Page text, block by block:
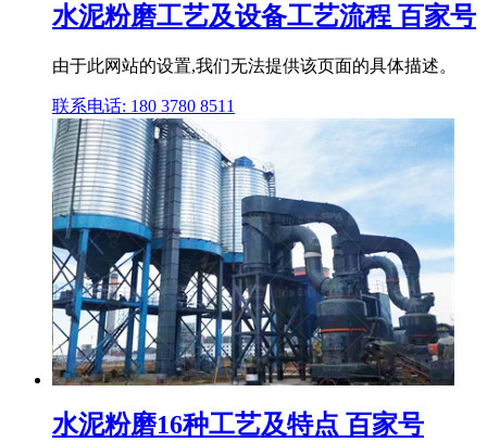
水泥粉磨工艺及设备工艺流程 百家号
由于此网站的设置,我们无法提供该页面的具体描述。
联系电话: 180 3780 8511
水泥粉磨16种工艺及特点 百家号